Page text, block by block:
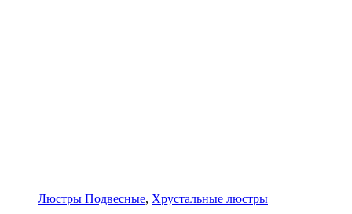
Люстры Подвесные, Хрустальные люстры